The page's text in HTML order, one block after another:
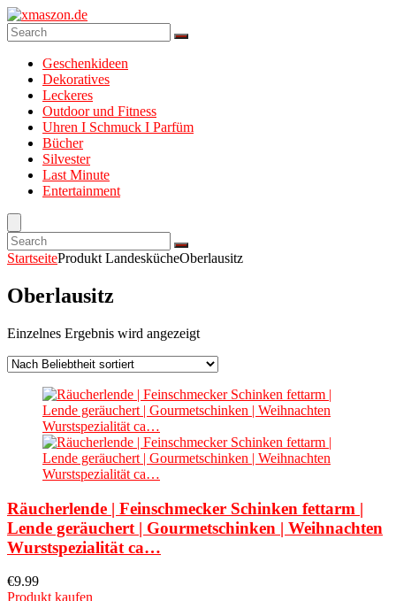
Geschenkideen
Dekoratives
Leckeres
Outdoor und Fitness
Uhren I Schmuck I Parfüm
Bücher
Silvester
Last Minute
Entertainment
StartseiteProdukt LandeskücheOberlausitz
Oberlausitz
Einzelnes Ergebnis wird angezeigt
Räucherlende | Feinschmecker Schinken fettarm |
Lende geräuchert | Gourmetschinken | Weihnachten
Wurstspezialität ca…
€9.99
Produkt kaufen